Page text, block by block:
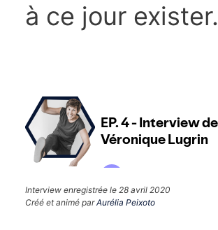
à ce jour exister.
Interview enregistrée le 28 avril 2020
Créé et animé parAurélia Peixoto